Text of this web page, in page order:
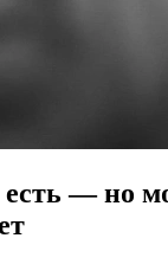
есть — но